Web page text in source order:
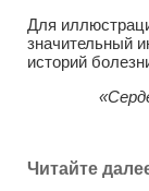
Для
значительный
историй
Читайте